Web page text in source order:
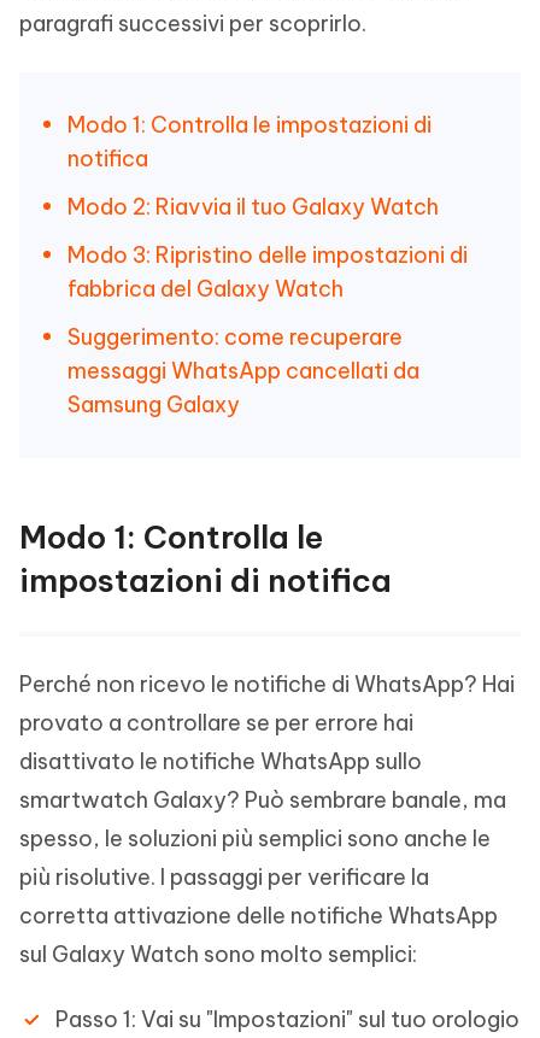
paragrafi successivi per scoprirlo.
Modo 1: Controlla le impostazioni di
notifica
Modo 2: Riavvia il tuo Galaxy Watch
Modo 3: Ripristino delle impostazioni di
fabbrica del Galaxy Watch
Suggerimento: come recuperare
messaggi WhatsApp cancellati da
Samsung Galaxy
Modo 1: Controlla le
impostazioni di notifica
Perché non ricevo le notifiche di WhatsApp? Hai
provato a controllare se per errore hai
disattivato le notifiche WhatsApp sullo
smartwatch Galaxy? Può sembrare banale, ma
spesso, le soluzioni più semplici sono anche le
più risolutive. I passaggi per verificare la
corretta attivazione delle notifiche WhatsApp
sul Galaxy Watch sono molto semplici:
Passo 1: Vai su "Impostazioni" sul tuo orologio